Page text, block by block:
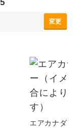
変更
エアカナダ